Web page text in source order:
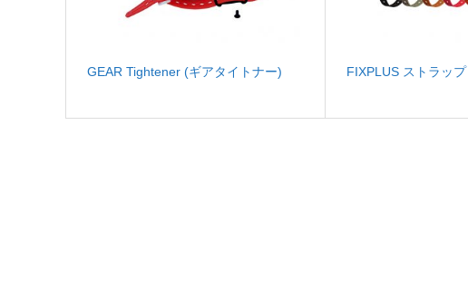
GEAR Tightener (ギアタイトナー) FIXPLUS ストラップ